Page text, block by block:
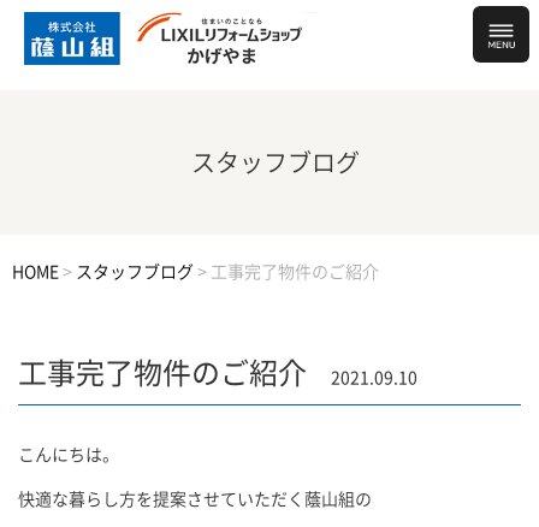
スタッフブログ
HOME > スタッフブログ > 工事完了物件のご紹介
工事完了物件のご紹介 2021.09.10
こんにちは。
快適な暮らし方を提案させていただく蔭山組の